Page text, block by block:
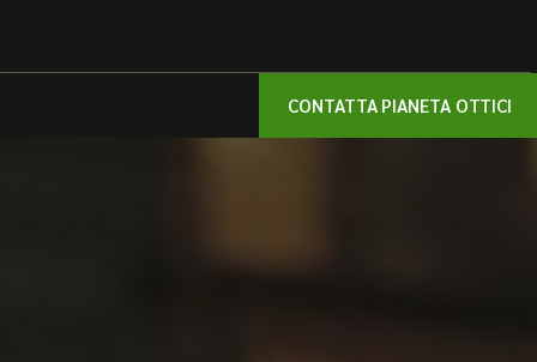
CONTATTA PIANETA OTTICI